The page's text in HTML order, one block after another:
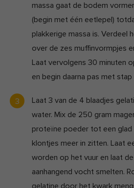
massa gaat de bodem
(begin met één eetlepel)
plakkerige massa is. Verdeel
over de zes muffinvormpjes
Laat vervolgens 30 minuten
en begin daarna pas met stap
Laat 3 van de 4 blaadjes
water. Mix de 250 gram
proteïne poeder tot een glad
klontjes meer in zitten. Laat
worden op het vuur en laat
aanhangend vocht smelten.